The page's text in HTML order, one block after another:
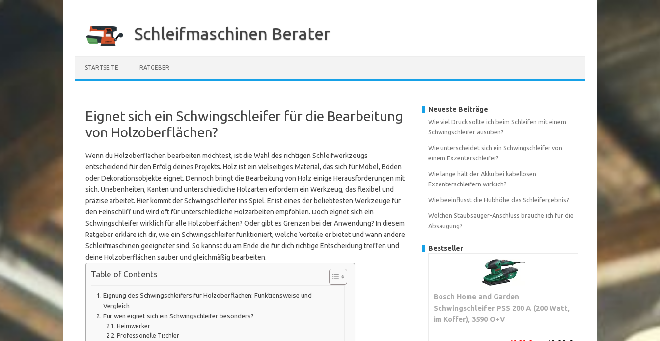
springen
Schleifmaschinen Berater
STARTSEITE RATGEBER
Eignet sich ein Schwingschleifer für die Bearbeitung
von Holzoberflächen?
Wenn du Holzoberflächen bearbeiten möchtest, ist die Wahl des richtigen Schleifwerkzeugs
entscheidend für den Erfolg deines Projekts. Holz ist ein vielseitiges Material, das sich für Möbel, Böden
oder Dekorationsobjekte eignet. Dennoch bringt die Bearbeitung von Holz einige Herausforderungen mit
sich. Unebenheiten, Kanten und unterschiedliche Holzarten erfordern ein Werkzeug, das flexibel und
präzise arbeitet. Hier kommt der Schwingschleifer ins Spiel. Er ist eines der beliebtesten Werkzeuge für
den Feinschliff und wird oft für unterschiedliche Holzarbeiten empfohlen. Doch eignet sich ein
Schwingschleifer wirklich für alle Holzoberflächen? Oder gibt es Grenzen bei der Anwendung? In diesem
Ratgeber erkläre ich dir, wie ein Schwingschleifer funktioniert, welche Vorteile er bietet und wann andere
Schleifmaschinen geeigneter sind. So kannst du am Ende die für dich richtige Entscheidung treffen und
deine Holzoberflächen sauber und gleichmäßig bearbeiten.
Table of Contents
Eignung des Schwingschleifers für Holzoberflächen: Funktionsweise und
Vergleich
Für wen eignet sich ein Schwingschleifer besonders?
Heimwerker
Professionelle Tischler
Neueste Beiträge
Wie viel Druck sollte ich beim Schleifen mit einem
Schwingschleifer ausüben?
Wie unterscheidet sich ein Schwingschleifer von
einem Exzenterschleifer?
Wie lange hält der Akku bei kabellosen
Exzenterschleifern wirklich?
Wie beeinflusst die Hubhöhe das Schleifergebnis?
Welchen Staubsauger-Anschluss brauche ich für die
Absaugung?
Bestseller
Bosch Home and Garden
Schwingschleifer PSS 200 A (200 Watt,
im Koffer), 3590 O+V